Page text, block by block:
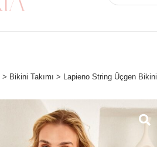
> Bikini Takımı > Lapieno String Üçgen Bikini